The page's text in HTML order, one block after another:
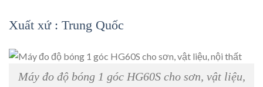
Xuất xứ : Trung Quốc
Máy đo độ bóng 1 góc HG60S cho sơn, vật liệu,